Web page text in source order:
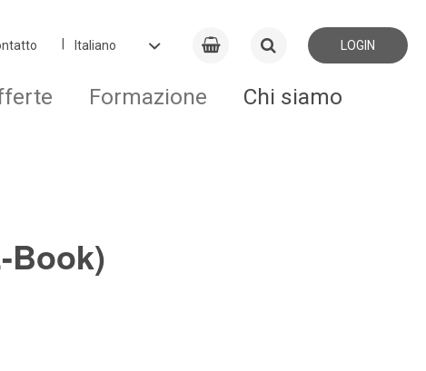
LOGIN
Formazione Chi siamo
Book)